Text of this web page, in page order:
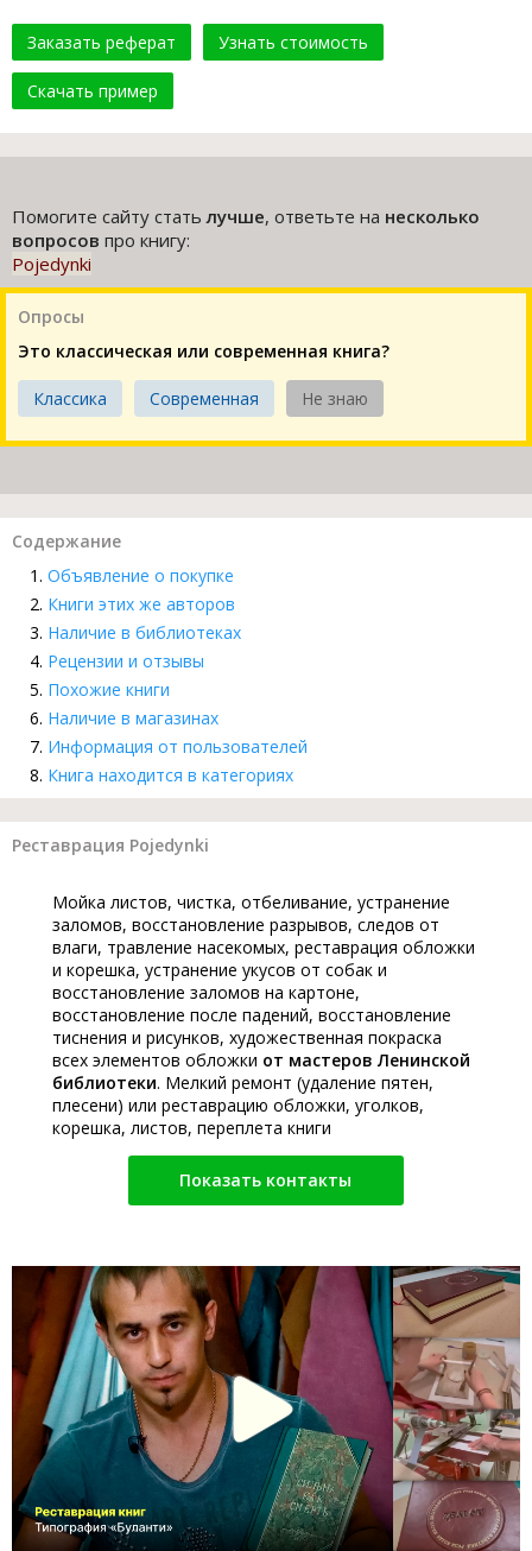
Заказать реферат Узнать стоимость
Скачать пример
Помогите сайту статьлучше, ответьте на несколько
вопросов про книгу:
Pojedynki
Опросы
Это классическая или современная книга?
Классика Современная Не знаю
Содержание
Объявление о покупке
Книги этих же авторов
Наличие в библиотеках
Рецензии и отзывы
Похожие книги
Наличие в магазинах
Информация от пользователей
Книга находится в категориях
Реставрация Pojedynki
Мойка листов, чистка, отбеливание, устранение
заломов, восстановление разрывов, следов от
влаги, травление насекомых, реставрация обложки
и корешка, устранение укусов от собак и
восстановление заломов на картоне,
восстановление после падений, восстановление
тиснения и рисунков, художественная покраска
всех элементов обложки от мастеров Ленинской
библиотеки. Мелкий ремонт (удаление пятен,
плесени) или реставрацию обложки, уголков,
корешка, листов, переплета книги
Показать контакты